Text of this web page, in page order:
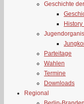
Geschichte
Parteitage
Wahlen
Termine
Downloads
Regional